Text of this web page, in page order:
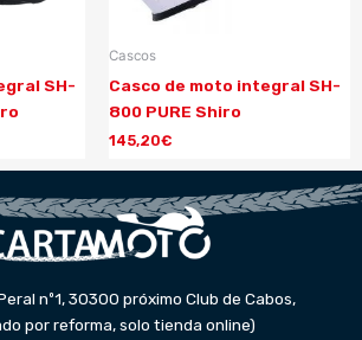
SH-
Cascos
Casco de moto integral SH-
800 PURE Shiro
145,20€
nº1, 30300 próximo Club de Cabos,
por reforma, solo tienda online)